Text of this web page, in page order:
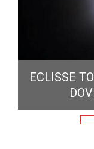
ECLISSE